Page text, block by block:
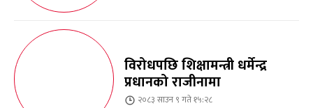
विरोधपछि शिक्षामन्त्री धर्मेन्द्र
प्रधानको राजीनामा
२०८३ साउन ९ गते १५:२८